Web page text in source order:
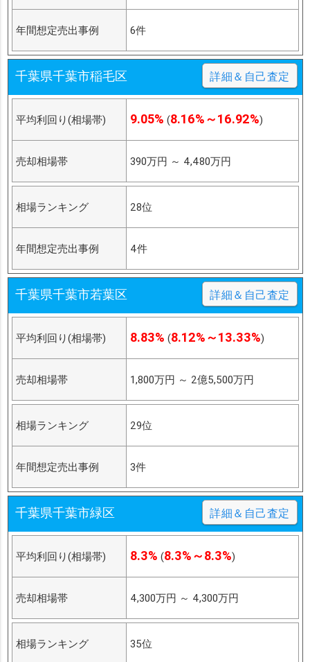
年間想定売出事例 6件
千葉県千葉市稲毛区 詳細＆自己査定
平均利回り(相場帯) 9.05% (8.16%～16.92%)
売却相場帯 390万円 ～ 4,480万円
相場ランキング 28位
年間想定売出事例 4件
千葉県千葉市若葉区 詳細＆自己査定
平均利回り(相場帯) 8.83% (8.12%～13.33%)
売却相場帯 1,800万円 ～ 2億5,500万円
相場ランキング 29位
年間想定売出事例 3件
千葉県千葉市緑区 詳細＆自己査定
平均利回り(相場帯) 8.3% (8.3%～8.3%)
売却相場帯 4,300万円 ～ 4,300万円
相場ランキング 35位